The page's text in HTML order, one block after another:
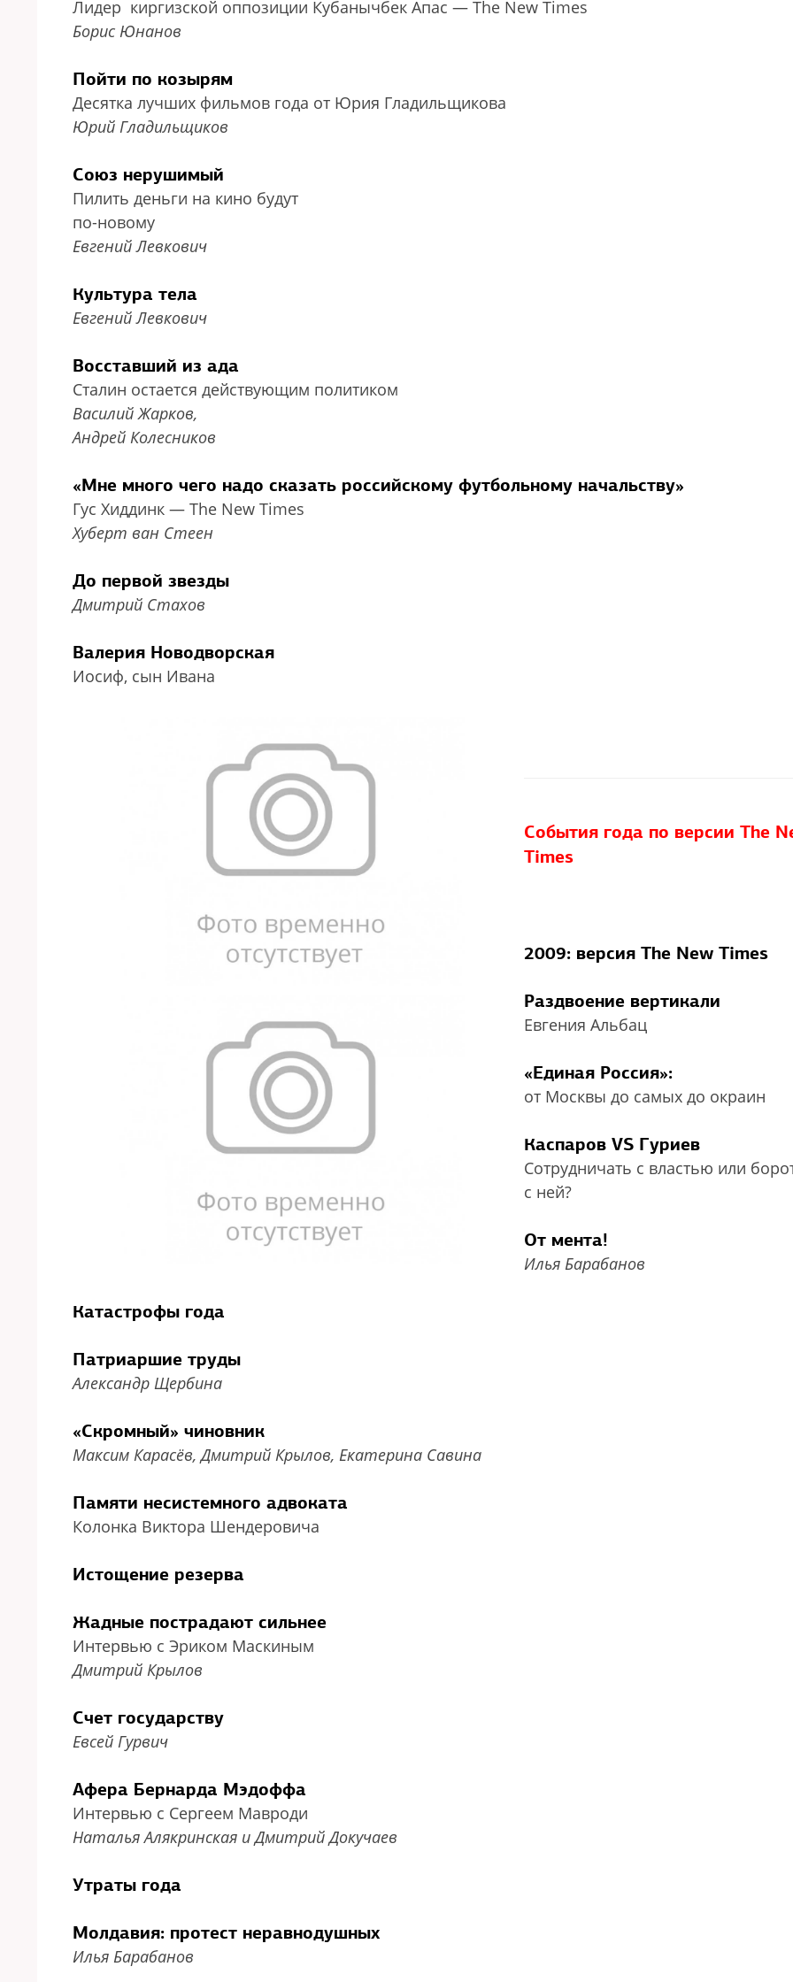
Лидер киргизcкой оппозиции Кубанычбек Апас — The New Times
Борис Юнанов
Пойти по козырям
Десятка лучших фильмов года от Юрия Гладильщикова
Юрий Гладильщиков
Союз нерушимый
Пилить деньги на кино будут
по-новому
Евгений Левкович
Культура тела
Евгений Левкович
Восставший из ада
Сталин остается действующим политиком
Василий Жарков,
Андрей Колесников
«Мне много чего надо сказать российскому футбольному начальству»
Гус Хиддинк — The New Times
Хуберт ван Стеен
До первой звезды
Дмитрий Стахов
Валерия Новодворская
Иосиф, сын Ивана
События года по версии The
Times
2009: версия The New Times
Раздвоение вертикали
Евгения Альбац
«Единая Россия»:
от Москвы до самых до окраин
Каспаров VS Гуриев
Сотрудничать с властью или
с ней?
От мента!
Илья Барабанов
Катастрофы года
Патриаршие труды
Александр Щербина
«Скромный» чиновник
Максим Карасёв, Дмитрий Крылов, Екатерина Савина
Памяти несистемного адвоката
Колонка Виктора Шендеровича
Истощение резерва
Жадные пострадают сильнее
Интервью с Эриком Маскиным
Дмитрий Крылов
Счет государству
Евсей Гурвич
Афера Бернарда Мэдоффа
Интервью с Сергеем Мавроди
Наталья Алякринская и Дмитрий Докучаев
Утраты года
Молдавия: протест неравнодушных
Илья Барабанов